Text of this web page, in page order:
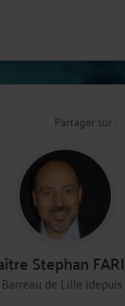
Partager sur :
Stephan
Barreau de Lille (depuis